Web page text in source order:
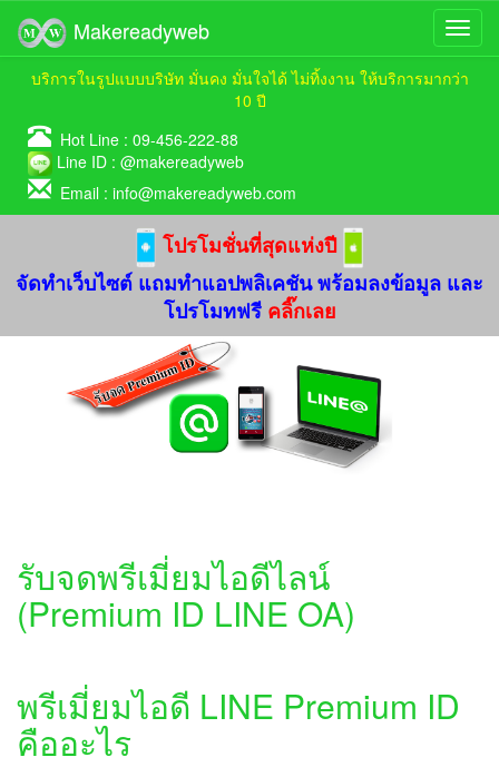
Makereadyweb
บริการในรูปแบบบริษัท มั่นคง มั่นใจได้ ไม่ทิ้งงาน ให้บริการมากว่า
10 ปี
Hot Line : 09-456-222-88
Line ID : @makereadyweb
Email : info@makereadyweb.com
โปรโมชั่นที่สุดแห่งปี
จัดทำเว็บไซต์ แถมทำแอปพลิเคชัน พร้อมลงข้อมูล และ
โปรโมทฟรี คลิ๊กเลย
รับจดพรีเมี่ยมไอดีไลน์
(Premium ID LINE OA)
พรีเมี่ยมไอดี LINE Premium ID
คืออะไร